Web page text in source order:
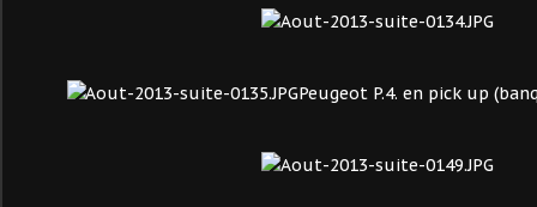
Peugeot P.4. en pick up